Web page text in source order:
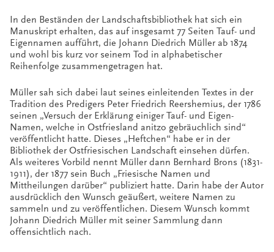
In den Beständen der Landschaftsbibliothek hat sich ein
Manuskript erhalten, das auf insgesamt 77 Seiten Tauf- und
Eigennamen aufführt, die Johann Diedrich Müller ab 1874
und wohl bis kurz vor seinem Tod in alphabetischer
Reihenfolge zusammengetragen hat.
Müller sah sich dabei laut seines einleitenden Textes in der
Tradition des Predigers Peter Friedrich Reershemius, der 1786
seinen „Versuch der Erklärung einiger Tauf- und Eigen-
Namen, welche in Ostfriesland anitzo gebräuchlich sind“
veröffentlicht hatte. Dieses „Heftchen“ habe er in der
Bibliothek der Ostfriesischen Landschaft einsehen dürfen.
Als weiteres Vorbild nennt Müller dann Bernhard Brons (1831-
1911), der 1877 sein Buch „Friesische Namen und
Mittheilungen darüber“ publiziert hatte. Darin habe der Autor
ausdrücklich den Wunsch geäußert, weitere Namen zu
sammeln und zu veröffentlichen. Diesem Wunsch kommt
Johann Diedrich Müller mit seiner Sammlung dann
offensichtlich nach.